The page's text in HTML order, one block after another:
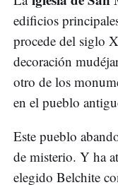
edificios
procede del siglo
decoración
otro de los
en el pueblo
Este pueblo
de misterio. Y ha
elegido Belchite